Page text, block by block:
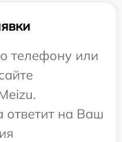
телефону или
ответит на Ваш